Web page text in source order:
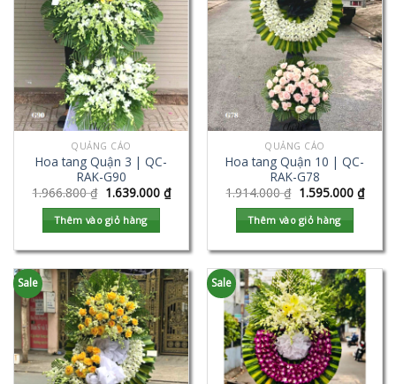
QUẢNG CÁO
Hoa tang Quận 3 | QC-
RAK-G90
1.966.800₫ 1.639.000 ₫
Thêm vào giỏ hàng
QUẢNG CÁO
Hoa tang Quận 10 | QC-
RAK-G78
1.914.000₫ 1.595.000 ₫
Thêm vào giỏ hàng
Sale Sale